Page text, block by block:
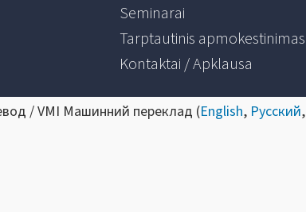
Seminarai
Tarptautinis apmokestinimas
Kontaktai / Apklausa
/ VMI Машинний переклад (English, Русский,